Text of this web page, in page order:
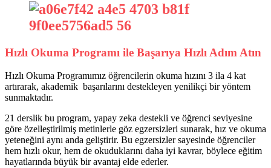
Hızlı Okuma Programı ile Başarıya Hızlı Adım Atın
Hızlı Okuma Programımız öğrencilerin okuma hızını 3 ila 4 kat
artırarak, akademik başarılarını destekleyen yenilikçi bir yöntem
sunmaktadır.
21 derslik bu program, yapay zeka destekli ve öğrenci seviyesine
göre özelleştirilmiş metinlerle göz egzersizleri sunarak, hız ve okuma
yeteneğini aynı anda geliştirir. Bu egzersizler sayesinde öğrenciler
hem hızlı okur, hem de okuduklarını daha iyi kavrar, böylece eğitim
hayatlarında büyük bir avantaj elde ederler.